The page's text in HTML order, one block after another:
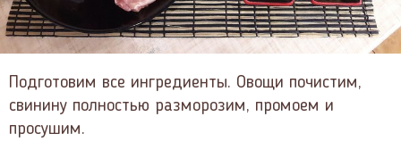
Подготовим все ингредиенты. Овощи почистим,
свинину полностью разморозим, промоем и
просушим.